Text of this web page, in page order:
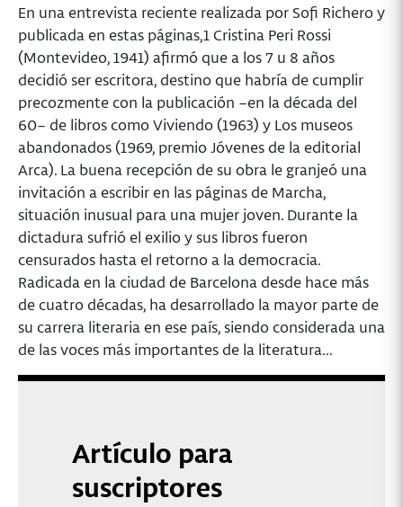
En una entrevista reciente realizada por Sofi Richero y
publicada en estas páginas,1 Cristina Peri Rossi
(Montevideo, 1941) afirmó que a los 7 u 8 años
decidió ser escritora, destino que habría de cumplir
precozmente con la publicación –en la década del
60– de libros como Viviendo (1963) y Los museos
abandonados (1969, premio Jóvenes de la editorial
Arca). La buena recepción de su obra le granjeó una
invitación a escribir en las páginas de Marcha,
situación inusual para una mujer joven. Durante la
dictadura sufrió el exilio y sus libros fueron
censurados hasta el retorno a la democracia.
Radicada en la ciudad de Barcelona desde hace más
de cuatro décadas, ha desarrollado la mayor parte de
su carrera literaria en ese país, siendo considerada una
de las voces más importantes de la literatura...
Artículo para
suscriptores